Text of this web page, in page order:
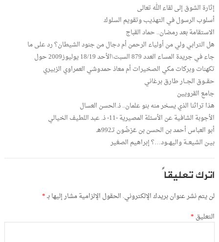
إثارة الشوق إلى لقاء الله تعالى
أسلوب الرسول في التهذيب وتقويم السلوك
الاستقامة بعد رمضان.. حماد القباج
هل الترابي ولي من أولياء الرحمن أم دجال من جنود الشيطان؟ رد على ما
جاء في جريدة المساء العدد 879 السبت\الأحد 18/19 يوليوز2009 حول
تكهنات وبركات مكي الصخيرات أم معاذ حمدوشي العمراوي الزبيري
حقــوق الجــار طارق برغاني
جامع القرويين
هذا تراثنا الذي يسخر منه بنو علمان.. ذ.الحسن العسال
الأجوبة الشافية عن الأسئلة المصيرية -11- ذ. عبد اللطيف الخيالي
أبو العباس أحمد بن الحسن بن عَرْضُون تـ992هـ
بيـن الشيعــة واليهــود…؟ إبراهيم الصغير
اترك تعليقاً
لن يتم نشر عنوان بريدك الإلكتروني. الحقول الإلزامية مشار إليها بـ*
التعليق *